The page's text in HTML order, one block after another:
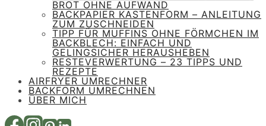
BROT OHNE AUFWAND
BACKPAPIER KASTENFORM – ANLEITUNG
ZUM ZUSCHNEIDEN
TIPP FÜR MUFFINS OHNE FÖRMCHEN IM
BACKBLECH: EINFACH UND
GELINGSICHER HERAUSHEBEN
RESTEVERWERTUNG – 23 TIPPS UND
REZEPTE
AIRFRYER UMRECHNER
BACKFORM UMRECHNEN
ÜBER MICH